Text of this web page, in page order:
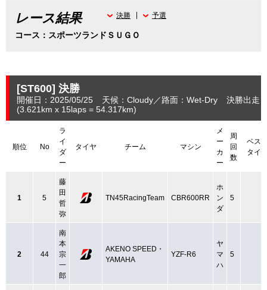
レース結果
コース：スポーツランドＳＵＧＯ
決勝 予選
[ST600] 決勝
開催日：2025/05/25 天候：Cloudy 路面：Wet-Dry
決勝出走
(3.621km x 15laps = 54.317km)
順位 No
ラ
イ
ダ
ー
タイヤ チーム マシン
メ
ー
カ
ー
周
回
数
ベス
タイ
1 5
藤
田
哲
弥
TN45RacingTeam CBR600RR
ホ
ン
ダ
5
2 44
南
本
宗
一
郎
AKENO SPEED・
YAMAHA
YZF-R6
ヤ
マ
ハ
5